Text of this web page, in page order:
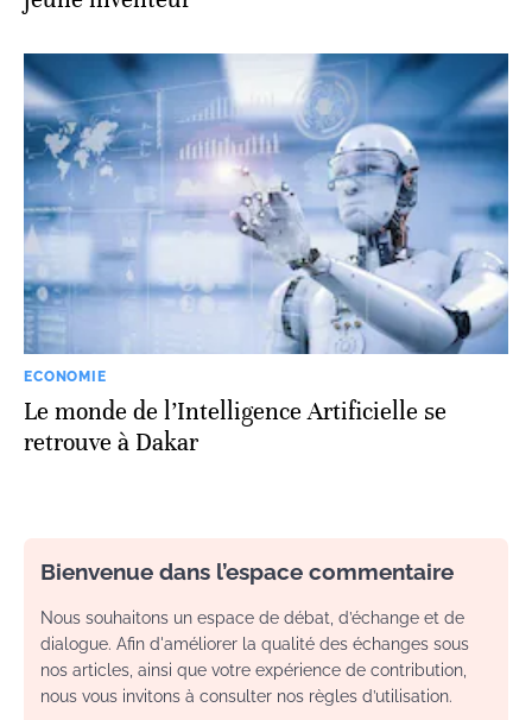
ECONOMIE
Le monde de l’Intelligence Artificielle se
retrouve à Dakar
Bienvenue dans l’espace commentaire
Nous souhaitons un espace de débat, d’échange et de
dialogue. Afin d'améliorer la qualité des échanges sous
nos articles, ainsi que votre expérience de contribution,
nous vous invitons à consulter nos règles d’utilisation.